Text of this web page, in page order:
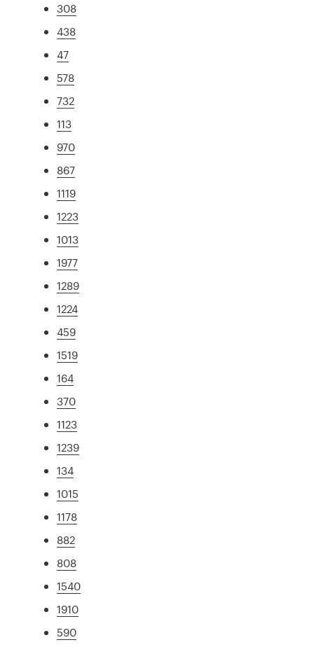
308
438
47
578
732
113
970
867
1119
1223
1013
1977
1289
1224
459
1519
164
370
1123
1239
134
1015
1178
882
808
1540
1910
590